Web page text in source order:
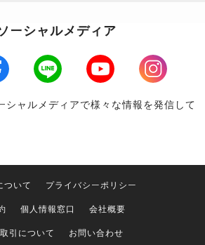
ーシャルメディア
LINE Youtube
Instagram
シャルメディアで様々な情報を発信して
ついて
プライバシーポリシー
個人情報窓口
会社概要
引について
お問い合わせ